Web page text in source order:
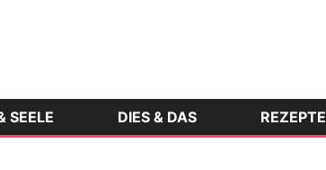
SEELE DIES & DAS REZEPTE